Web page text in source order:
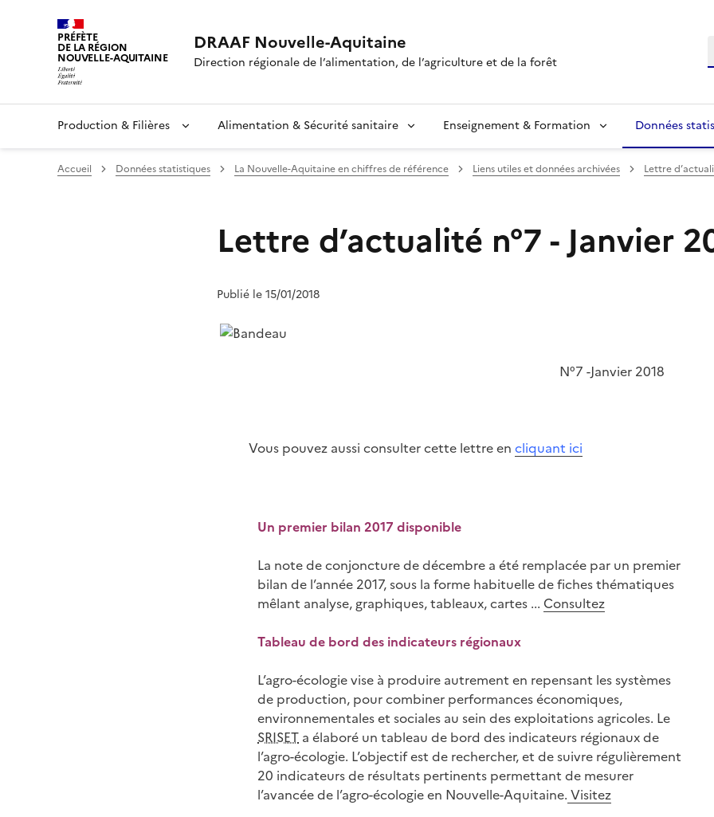
PRÉFÈTE
DE LA RÉGION
NOUVELLE-AQUITAINE
DRAAF Nouvelle-Aquitaine
Direction régionale de l’alimentation, de l’agriculture et de la forêt
Production & Filières Alimentation & Sécurité sanitaire Enseignement & Formation Données
Accueil Données statistiques La Nouvelle-Aquitaine en chiffres de référence Liens utiles et données archivées Lettre
Lettre d’actualité n°7 - Janvier
Publié le 15/01/2018
N°7 -Janvier 2018
Vous pouvez aussi consulter cette lettre en cliquant ici
Un premier bilan 2017 disponible
La note de conjoncture de décembre a été remplacée par un premier
bilan de l’année 2017, sous la forme habituelle de fiches thématiques
mêlant analyse, graphiques, tableaux, cartes ... Consultez
Tableau de bord des indicateurs régionaux
L’agro-écologie vise à produire autrement en repensant les systèmes
de production, pour combiner performances économiques,
environnementales et sociales au sein des exploitations agricoles. Le
SRISET a élaboré un tableau de bord des indicateurs régionaux de
l’agro-écologie. L’objectif est de rechercher, et de suivre régulièrement
20 indicateurs de résultats pertinents permettant de mesurer
l’avancée de l’agro-écologie en Nouvelle-Aquitaine. Visitez